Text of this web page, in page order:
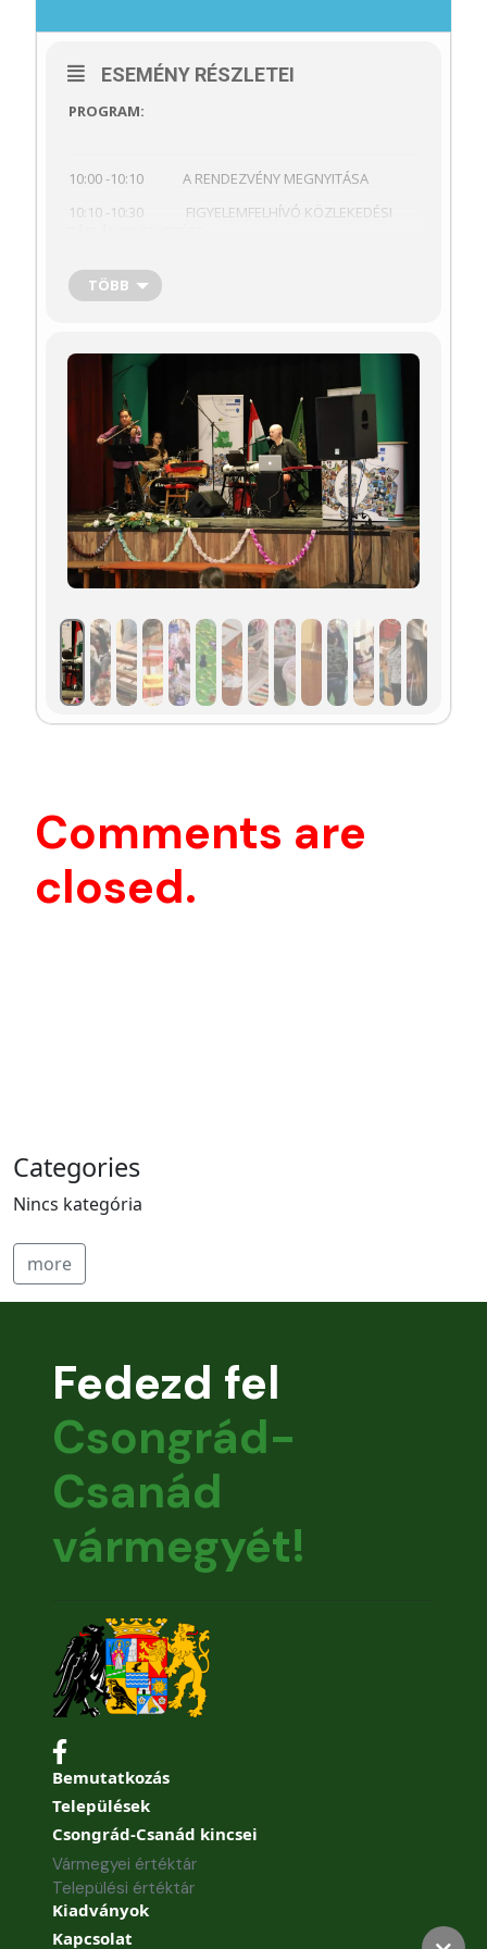
ESEMÉNY RÉSZLETEI
PROGRAM:
10:00 -10:10 A RENDEZVÉNY MEGNYITÁSA
10:10 -10:30 FIGYELEMFELHÍVÓ KÖZLEKEDÉSI
10:30 -11:00 FUTÓVERSENY
11:00 -11:45 AKADÁLYOK TELJESÍTÉSE
10:30 -13:00 KÉZMŰVES FOGLALKOZÁSOK A
MÁRTON NAP JEGYÉBEN
10:30 -13:00 NEMEZELÉS ÉS BŐRÖZÉS AZ ONTE
MÚZEUMPEDAGÓGUSAINAK JÓVOLTÁBÓL
10:30 -13:00 KIHELYEZETT ÁRPÁD NÉPE
FOGLALKOZÁS AZ ONTE MÚZEUMPEDAGÓGUSAINAK
JÓVOLTÁBÓL
12:45 -13:45 SPORTFESZTIVÁL ISKOLÁSOKNAK –
CSMDE
13:15 -13:35 JÖVŐNKÉRT NÉPTÁNCEGYÜTTES
13:45 -14:00 SPORTFESZTIVÁL DÍJAZÁSA
14:00 -15:00 RENDHAGYÓ ÉNEK ÓRA FRANKIE
LÁTÓ ÉS BARÁTAIVAL
A HELYI ÖNKORMÁNYZAT KÖZMUNKÁSAI
MAKÓI HIVATÁSOS TŰZOLTÓPARANCSNOKSÁG
BEMUTATÓJA
TÖBB
Comments are
closed.
Categories
Nincs kategória
more
Fedezd fel
Csongrád-
Csanád
vármegyét!
Bemutatkozás
Települések
Csongrád-Csanád kincsei
Vármegyei értéktár
Települési értéktár
Kiadványok
Kapcsolat